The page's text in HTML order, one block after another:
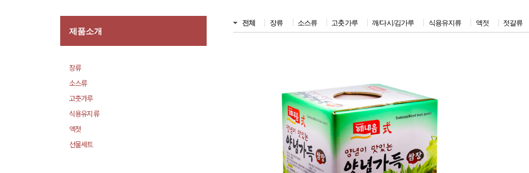
전체 장류 소스류 고춧가루 깨/다시/김가루 식용유지류 액젓 젓갈류
제품소개
장류
소스류
고춧가루
식용유지류
액젓
선물세트